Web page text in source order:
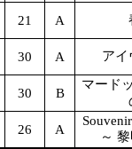
21 A
30 A アイ
30 B
マード
26 A
～